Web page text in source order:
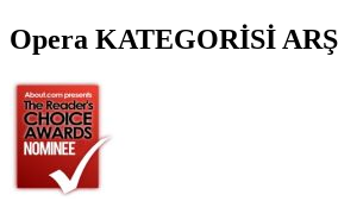
Opera KATEGORİSİ